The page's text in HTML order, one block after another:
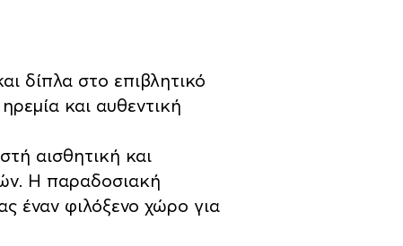
δίπλα στο επιβλητικό
και αυθεντική
αισθητική και
Η παραδοσιακή
έναν φιλόξενο χώρο για